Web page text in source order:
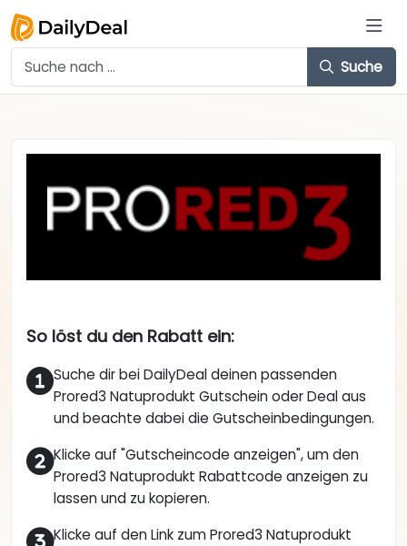
Suche
So löst du den Rabatt ein:
Suche dir bei DailyDeal deinen passenden
Prored3 Natuprodukt Gutschein oder Deal aus
und beachte dabei die Gutscheinbedingungen.
Klicke auf "Gutscheincode anzeigen", um den
Prored3 Natuprodukt Rabattcode anzeigen zu
lassen und zu kopieren.
Klicke auf den Link zum Prored3 Natuprodukt